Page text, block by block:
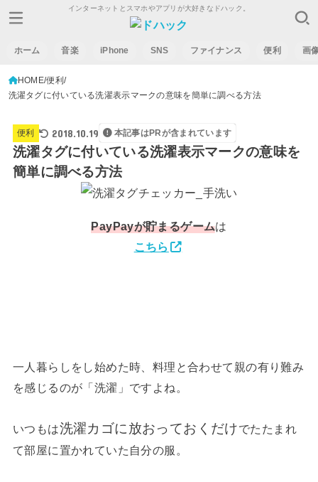
インターネットとスマホやアプリが大好きなドハック。
ホーム 音楽 iPhone SNS ファイナンス 便利 画
HOME 便利
洗濯タグに付いている洗濯表示マークの意味を簡単に調べる方法
便利 2018.10.19 本記事はPRが含まれています
洗濯タグに付いている洗濯表示マークの意味を
簡単に調べる方法
PayPayが貯まるゲームは
こちら
一人暮らしをし始めた時、料理と合わせて親の有り難み
を感じるのが「洗濯」ですよね。
いつもは洗濯カゴに放おっておくだけでたたまれ
て部屋に置かれていた自分の服。